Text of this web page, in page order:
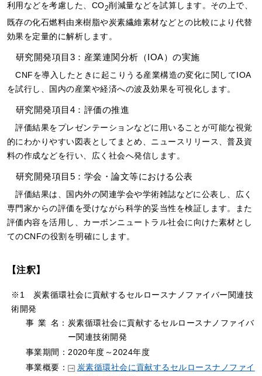
利用などを考慮した、CO2削減量などを試算します。その上で、
既存の化石燃料由来樹脂や炭素繊維素材などとの比較により代替
効果を定量的に解析します。
研究開発項目3：産業連関分析（IOA）の実施
CNFを導入したときに起こりうる産業構造の変化に関してIOA
を試行し、国内の産業や経済への波及効果を可視化します。
研究開発項目4：評価の推進
評価結果をプレゼンテーションなどに用いることが可能な視覚
的にわかりやすい図表としてまとめ、ニュースリリース、普及資
料の作成などを行い、広く社会へ発信します。
研究開発項目5：学会・論文等における公表
評価結果は、国内外の関連学会や学術雑誌などに公表し、広く
専門家からの評価を受けながら科学的妥当性を検証します。また
評価内容を活用し、カーボンニュートラル社会に向けた素材とし
てのCNFの役割を明確にします。
【注釈】
※1 炭素循環社会に貢献するセルロースナノファイバー関連技
術開発
事 業 名：炭素循環社会に貢献するセルロースナノファイバ
ー関連技術開発
事業期間：2020年度～2024年度
事業概要：
炭素循環社会に貢献するセルロースナノファイ